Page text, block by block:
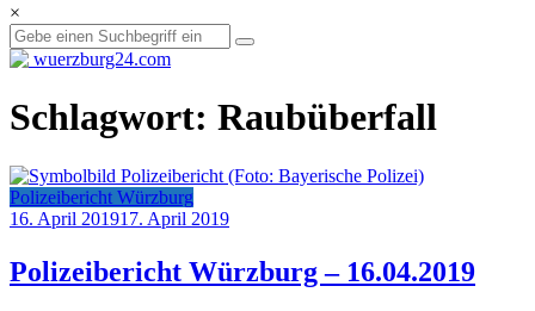
×
Schlagwort: Raubüberfall
Polizeibericht Würzburg
16. April 201917. April 2019
Polizeibericht Würzburg – 16.04.2019